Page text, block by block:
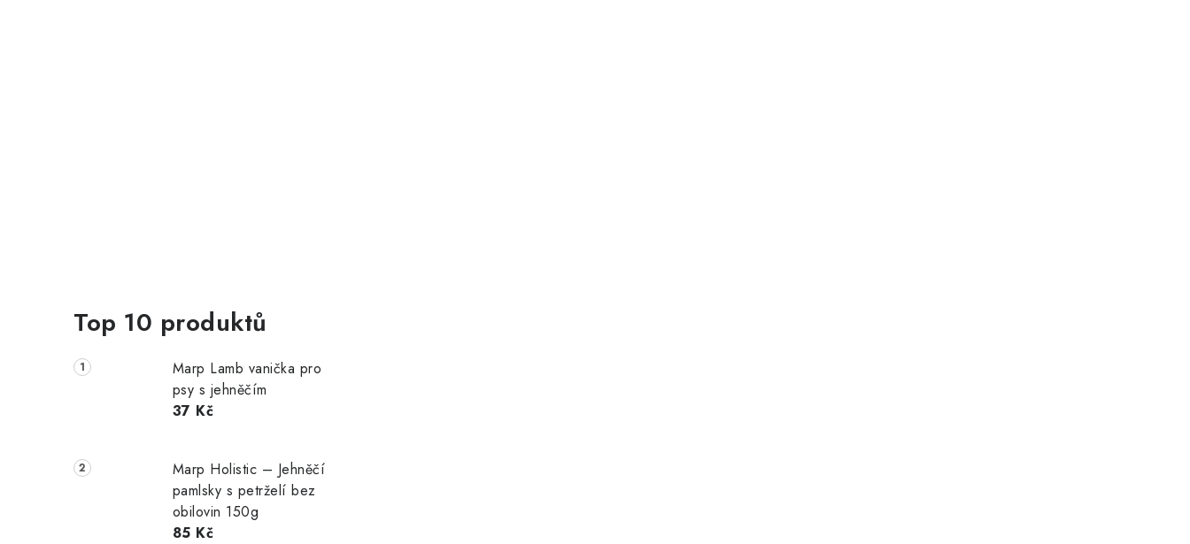
Top 10 produktů
Marp Lamb vanička pro
psy s jehněčím
37 Kč
Marp Holistic – Jehněčí
pamlsky s petrželí bez
obilovin 150g
85 Kč